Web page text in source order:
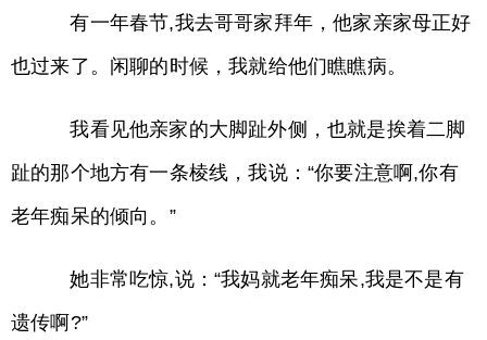
有一年春节,我去哥哥家拜年，他家亲家母正好
也过来了。闲聊的时候，我就给他们瞧瞧病。
我看见他亲家的大脚趾外侧，也就是挨着二脚
趾的那个地方有一条棱线，我说：“你要注意啊,你有
老年痴呆的倾向。”
她非常吃惊,说：“我妈就老年痴呆,我是不是有
遗传啊?”